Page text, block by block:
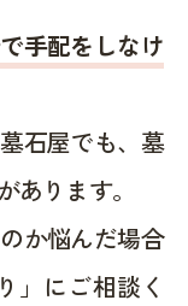
手配をしなけ
石屋でも、墓
あります。
か悩んだ場合
」にご相談く